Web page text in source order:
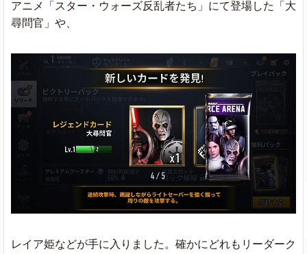
アニメ「スター・ウォーズ反乱者たち」にて登場した「大
尋問官」や、
レイア姫などが手に入りました。確かにどれもリーダーク